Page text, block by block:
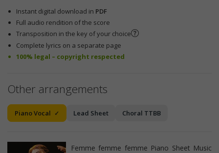
Instant digital download in PDF
Full audio rendition of the score
Transposition in the key of your choice
Complete lyrics on a separate page
100% legal – copyright respected
Other arrangements
Piano Vocal Lead Sheet Choral TTBB
Femme femme femme Piano Sheet Music